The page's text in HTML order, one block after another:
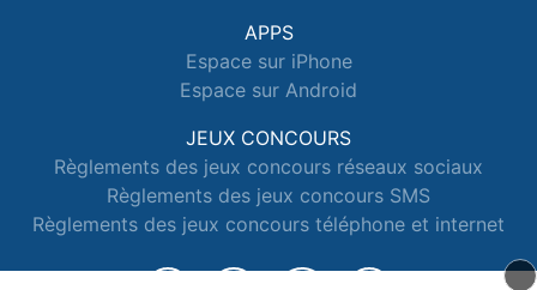
APPS
Espace sur iPhone
Espace sur Android
JEUX CONCOURS
Règlements des jeux concours réseaux sociaux
Règlements des jeux concours SMS
Règlements des jeux concours téléphone et internet